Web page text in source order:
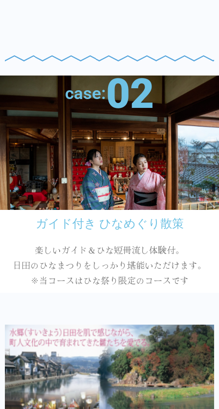
case:02
ガイド付き ひなめぐり散策
楽しいガイド＆ひな短冊流し体験付。
日田のひなまつりをしっかり堪能いただけます。
※当コースはひな祭り限定のコースです